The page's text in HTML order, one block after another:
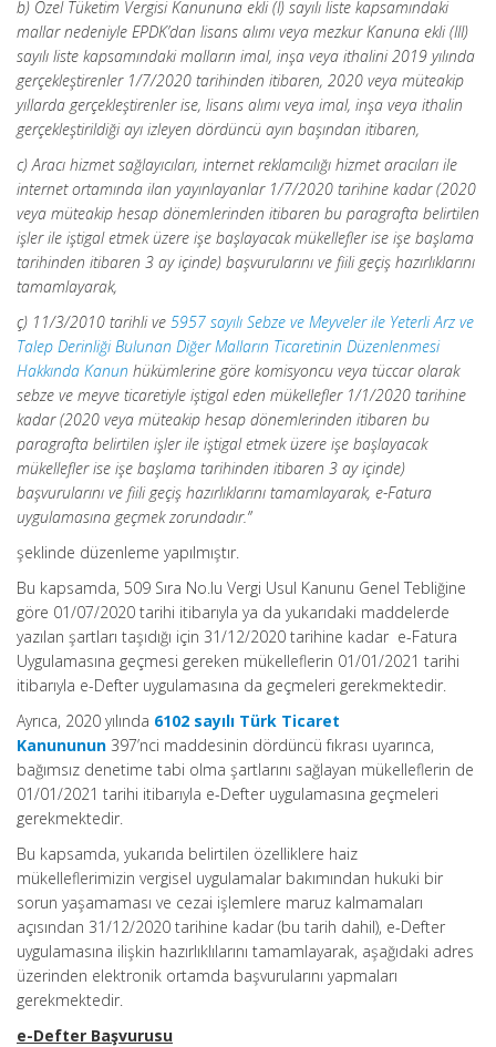
b) Özel Tüketim Vergisi Kanununa ekli (I) sayılı liste kapsamındaki
mallar nedeniyle EPDK’dan lisans alımı veya mezkur Kanuna ekli (III)
sayılı liste kapsamındaki malların imal, inşa veya ithalini 2019 yılında
gerçekleştirenler 1/7/2020 tarihinden itibaren, 2020 veya müteakip
yıllarda gerçekleştirenler ise, lisans alımı veya imal, inşa veya ithalin
gerçekleştirildiği ayı izleyen dördüncü ayın başından itibaren,
c) Aracı hizmet sağlayıcıları, internet reklamcılığı hizmet aracıları ile
internet ortamında ilan yayınlayanlar 1/7/2020 tarihine kadar (2020
veya müteakip hesap dönemlerinden itibaren bu paragrafta belirtilen
işler ile iştigal etmek üzere işe başlayacak mükellefler ise işe başlama
tarihinden itibaren 3 ay içinde) başvurularını ve fiili geçiş hazırlıklarını
tamamlayarak,
ç) 11/3/2010 tarihli ve 5957 sayılı Sebze ve Meyveler ile Yeterli Arz ve
Talep Derinliği Bulunan Diğer Malların Ticaretinin Düzenlenmesi
Hakkında Kanun hükümlerine göre komisyoncu veya tüccar olarak
sebze ve meyve ticaretiyle iştigal eden mükellefler 1/1/2020 tarihine
kadar (2020 veya müteakip hesap dönemlerinden itibaren bu
paragrafta belirtilen işler ile iştigal etmek üzere işe başlayacak
mükellefler ise işe başlama tarihinden itibaren 3 ay içinde)
başvurularını ve fiili geçiş hazırlıklarını tamamlayarak, e-Fatura
uygulamasına geçmek zorundadır.”
şeklinde düzenleme yapılmıştır.
Bu kapsamda, 509 Sıra No.lu Vergi Usul Kanunu Genel Tebliğine
göre 01/07/2020 tarihi itibarıyla ya da yukarıdaki maddelerde
yazılan şartları taşıdığı için 31/12/2020 tarihine kadar e-Fatura
Uygulamasına geçmesi gereken mükelleflerin 01/01/2021 tarihi
itibarıyla e-Defter uygulamasına da geçmeleri gerekmektedir.
Ayrıca, 2020 yılında 6102 sayılı Türk Ticaret
Kanununun 397’nci maddesinin dördüncü fıkrası uyarınca,
bağımsız denetime tabi olma şartlarını sağlayan mükelleflerin de
01/01/2021 tarihi itibarıyla e-Defter uygulamasına geçmeleri
gerekmektedir.
Bu kapsamda, yukarıda belirtilen özelliklere haiz
mükelleflerimizin vergisel uygulamalar bakımından hukuki bir
sorun yaşamaması ve cezai işlemlere maruz kalmamaları
açısından 31/12/2020 tarihine kadar (bu tarih dahil), e-Defter
uygulamasına ilişkin hazırlıklılarını tamamlayarak, aşağıdaki adres
üzerinden elektronik ortamda başvurularını yapmaları
gerekmektedir.
e-Defter Başvurusu